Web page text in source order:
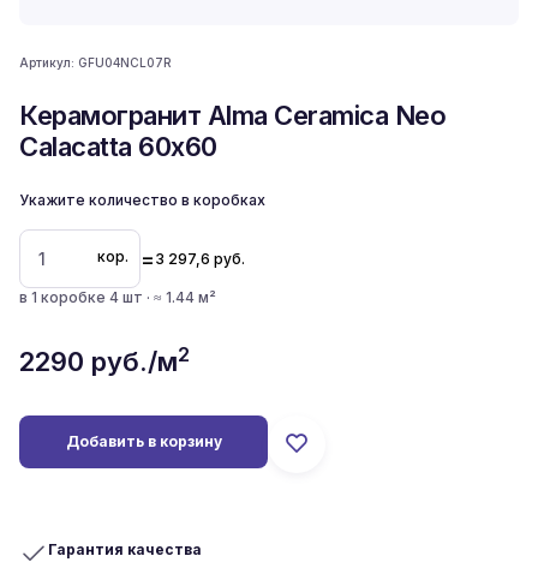
Артикул: GFU04NCL07R
Керамогранит Alma Ceramica Neo
Calacatta 60x60
Укажите количество в коробках
кор. = 3 297,6 руб.
в 1 коробке 4 шт · ≈ 1.44 м²
2290 руб./м2
Добавить в корзину
Гарантия качества